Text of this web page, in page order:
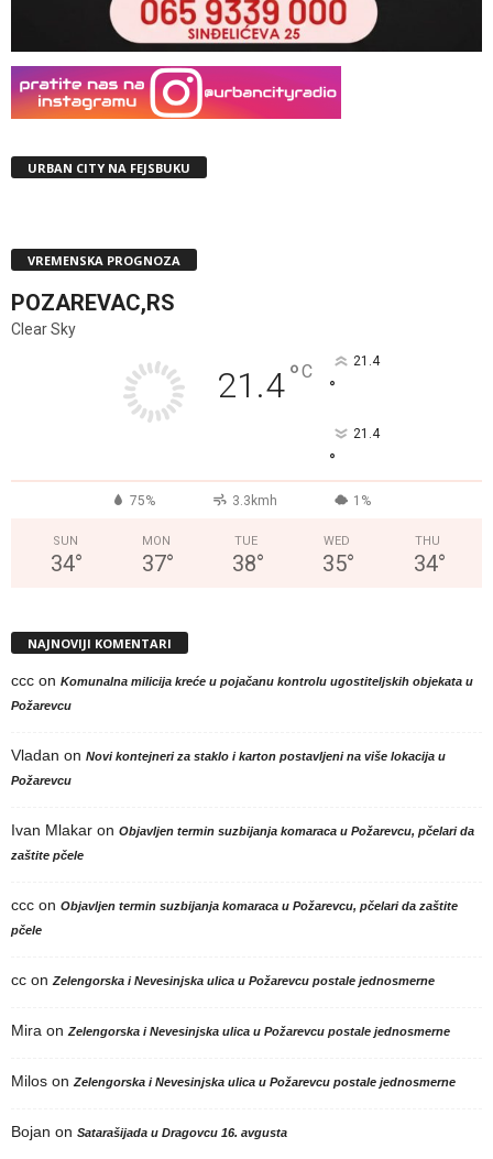
URBAN CITY NA FEJSBUKU
VREMENSKA PROGNOZA
POZAREVAC,RS
Clear Sky
21.4°C 21.4
°
21.4
°
75% 3.3kmh 1%
SUN
34°
MON
37°
TUE
38°
WED
35°
THU
34°
NAJNOVIJI KOMENTARI
ccc on Komunalna milicija kreće u pojačanu kontrolu ugostiteljskih objekata u
Požarevcu
Vladan on Novi kontejneri za staklo i karton postavljeni na više lokacija u
Požarevcu
Ivan Mlakar on Objavljen termin suzbijanja komaraca u Požarevcu, pčelari da
zaštite pčele
ccc on Objavljen termin suzbijanja komaraca u Požarevcu, pčelari da zaštite
pčele
cc on Zelengorska i Nevesinjska ulica u Požarevcu postale jednosmerne
Mira on Zelengorska i Nevesinjska ulica u Požarevcu postale jednosmerne
Milos on Zelengorska i Nevesinjska ulica u Požarevcu postale jednosmerne
Bojan on Satarašijada u Dragovcu 16. avgusta